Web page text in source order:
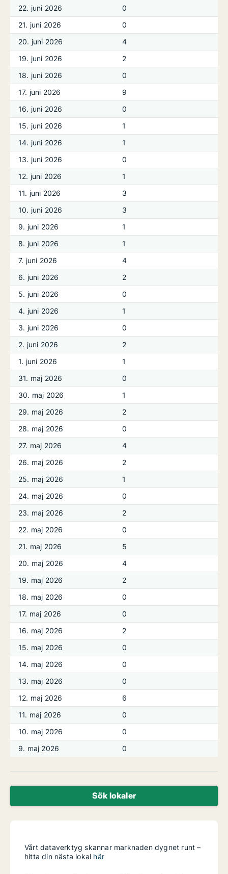
22. juni 2026
0
21. juni 2026
0
20. juni 2026
4
19. juni 2026
2
18. juni 2026
0
17. juni 2026
9
16. juni 2026
0
15. juni 2026
1
14. juni 2026
1
13. juni 2026
0
12. juni 2026
1
11. juni 2026
3
10. juni 2026
3
9. juni 2026
1
8. juni 2026
1
7. juni 2026
4
6. juni 2026
2
5. juni 2026
0
4. juni 2026
1
3. juni 2026
0
2. juni 2026
2
1. juni 2026
1
31. maj 2026
0
30. maj 2026
1
29. maj 2026
2
28. maj 2026
0
27. maj 2026
4
26. maj 2026
2
25. maj 2026
1
24. maj 2026
0
23. maj 2026
2
22. maj 2026
0
21. maj 2026
5
20. maj 2026
4
19. maj 2026
2
18. maj 2026
0
17. maj 2026
0
16. maj 2026
2
15. maj 2026
0
14. maj 2026
0
13. maj 2026
0
12. maj 2026
6
11. maj 2026
0
10. maj 2026
0
9. maj 2026
0
Sök lokaler
Vårt dataverktyg skannar marknaden dygnet runt –
hitta din nästa lokal här